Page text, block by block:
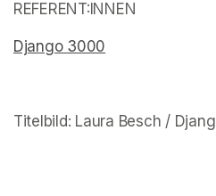
REFERENT:INNEN
Django 3000
(opens in a new tab)
Titelbild: Laura Besch /